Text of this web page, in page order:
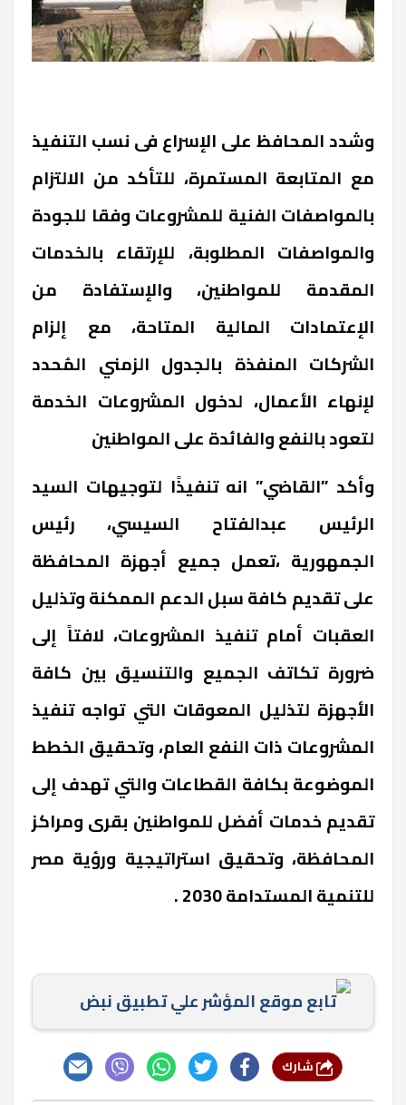
وشدد المحافظ على الإسراع فى نسب التنفيذ
مع المتابعة المستمرة، للتأكد من الالتزام
بالمواصفات الفنية للمشروعات وفقا للجودة
والمواصفات المطلوبة، للإرتقاء بالخدمات
المقدمة للمواطنين، والإستفادة من
الإعتمادات المالية المتاحة، مع إلزام
الشركات المنفذة بالجدول الزمني المُحدد
لإنهاء الأعمال، لدخول المشروعات الخدمة
لتعود بالنفع والفائدة على المواطنين
وأكد ”القاضي” انه تنفيذًا لتوجيهات السيد
الرئيس عبدالفتاح السيسي، رئيس
الجمهورية ،تعمل جميع أجهزة المحافظة
على تقديم كافة سبل الدعم الممكنة وتذليل
العقبات أمام تنفيذ المشروعات، لافتاً إلى
ضرورة تكاتف الجميع والتنسيق بين كافة
الأجهزة لتذليل المعوقات التي تواجه تنفيذ
المشروعات ذات النفع العام، وتحقيق الخطط
الموضوعة بكافة القطاعات والتي تهدف إلى
تقديم خدمات أفضل للمواطنين بقرى ومراكز
المحافظة، وتحقيق استراتيجية ورؤية مصر
للتنمية المستدامة 2030 .
تابع موقع المؤشر علي تطبيق نبض